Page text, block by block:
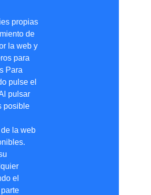
propias
de
la web y
para
Para
pulse el
pulsar
posible
la web
el